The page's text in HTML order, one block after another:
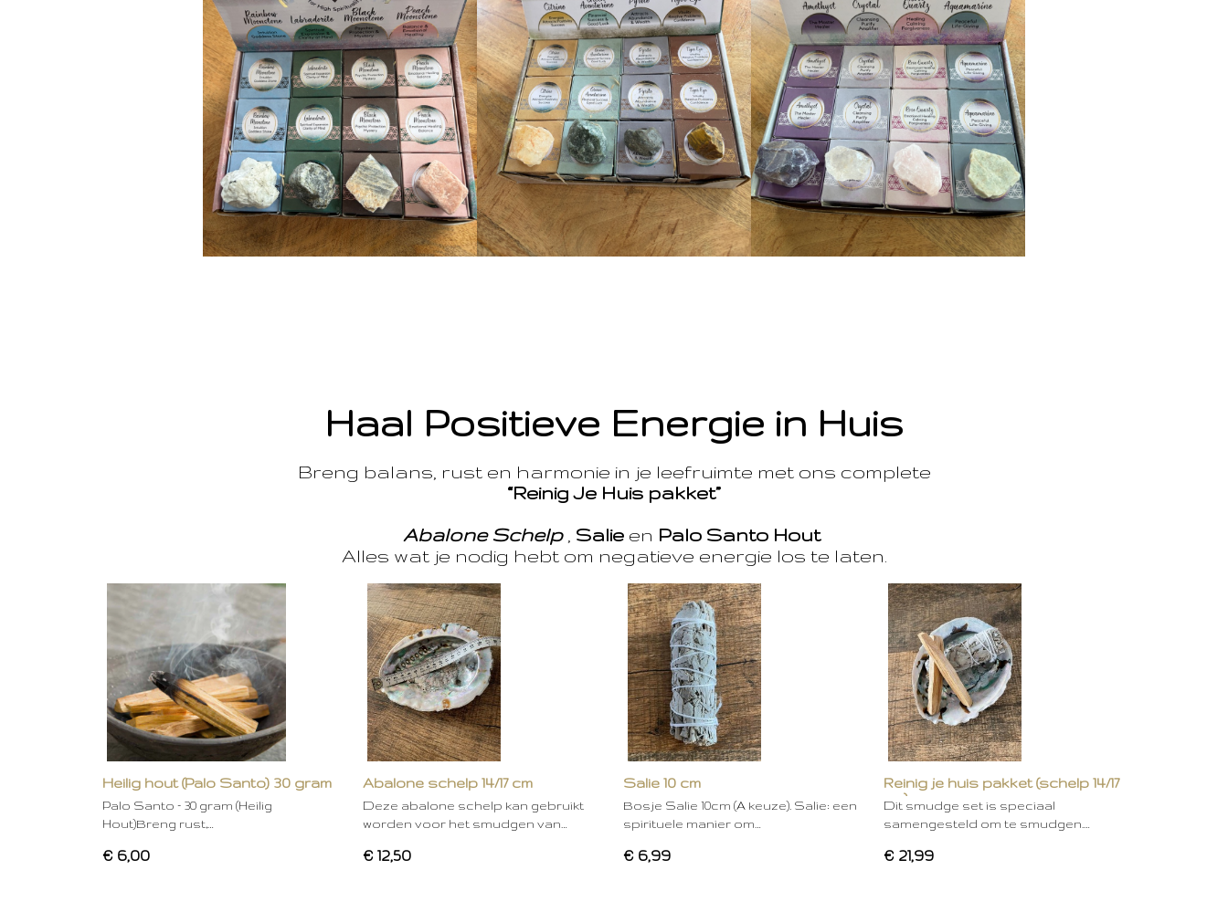
Haal Positieve Energie in Huis
Breng balans, rust en harmonie in je leefruimte met ons complete
“Reinig Je Huis pakket”
Abalone Schelp, Salie en Palo Santo Hout
Alles wat je nodig hebt om negatieve energie los te laten.
Heilig hout (Palo Santo) 30 gram
Palo Santo – 30 gram (Heilig
Hout)Breng rust,…
€ 6,00
Abalone schelp 14/17 cm
Deze abalone schelp kan gebruikt
worden voor het smudgen van…
€ 12,50
Salie 10 cm
Bosje Salie 10cm (A keuze). Salie: een
spirituele manier om…
€ 6,99
Reinig je huis pakket (schelp 14/17
cm)
Dit smudge set is speciaal
samengesteld om te smudgen.…
€ 21,99